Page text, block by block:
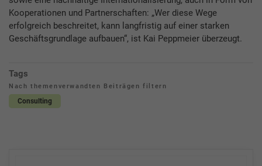
Kooperationen und Partnerschaften: „Wer diese Wege
erfolgreich beschreitet, kann langfristig auf einer starken
Geschäftsgrundlage aufbauen“, ist Kai Peppmeier überzeugt.
Tags
Nach themenverwandten Beiträgen filtern
Consulting